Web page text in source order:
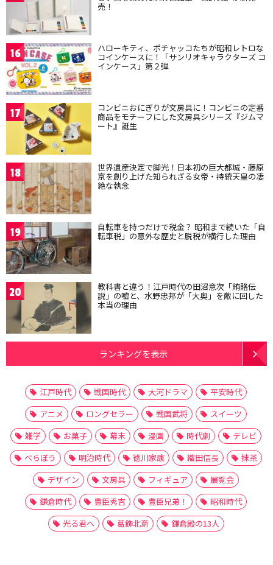
売！
16 ハローキティ、ポチャッコたちが昭和レトロな
コインケースに！「サンリオキャラクターズ コ
インケース」第２弾
17 コンビニおにぎりが文房具に！コンビニの定番
商品をモチーフにした文房具シリーズ『ジムマ
ート』誕生
18 世界遺産決定で脚光！日本初の巨大都城・藤原
京を創り上げた知られざる女帝・持統天皇の凄
絶な執念
19 自転車を持つだけで税金？ 昭和まで続いた「自
転車税」の意外な歴史と脱税が横行した理由
20 教科書と違う！江戸時代の田沼意次「賄賂伝
説」の嘘と、水野忠邦が「大奥」を敵に回した
本当の理由
ランキングを表示
江戸時代 戦国時代 大河ドラマ
平安時代
アニメ
ロングセラー 戦国武将
スイーツ
雑学
お菓子 幕末 漫画 時代劇
テレビ
べらぼう
明治時代 徳川家康 織田信長
抹茶
デザイン
文房具 フィギュア
展覧会
鎌倉時代
豊臣秀吉 豊臣兄弟！
昭和時代
光る君へ
葛飾北斎 鎌倉殿の13人